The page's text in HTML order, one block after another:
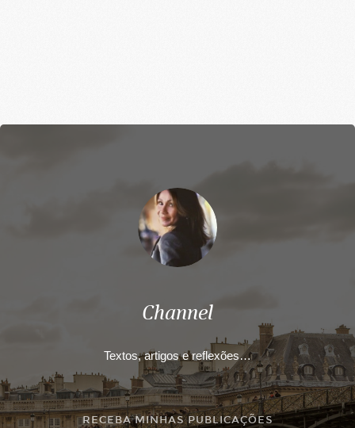
Channel
Textos, artigos e reflexões…
RECEBA MINHAS PUBLICAÇÕES